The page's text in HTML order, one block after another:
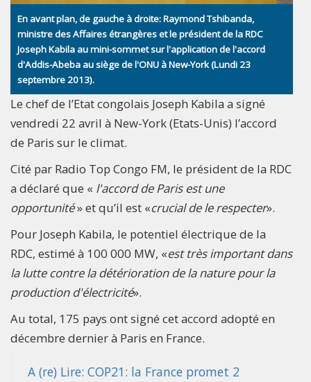
En avant plan, de gauche à droite: Raymond Tshibanda,
ministre des Affaires étrangères et le président de la RDC
Joseph Kabila au mini-sommet sur l'application de l'accord
d'Addis-Abeba au siège de l'ONU à New-York (Lundi 23
septembre 2013).
Le chef de l’Etat congolais Joseph Kabila a signé
vendredi 22 avril à New-York (Etats-Unis) l’accord
de Paris sur le climat.
Cité par Radio Top Congo FM, le président de la RDC
a déclaré que « l'accord de Paris est une
opportunité» et qu’il est «crucial de le respecter».
Pour Joseph Kabila, le potentiel électrique de la
RDC, estimé à 100 000 MW, «est très important dans
la lutte contre la détérioration de la nature pour la
production d'électricité».
Au total, 175 pays ont signé cet accord adopté en
décembre dernier à Paris en France.
A (re) Lire: COP21: la France promet 2